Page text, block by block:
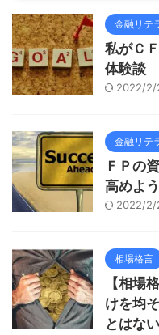
金融リテ
私がＣ
体験談
2022/2/
金融リテ
ＦＰの
高めよう
2022/2/
相場格言
【相場
けを均
とはない